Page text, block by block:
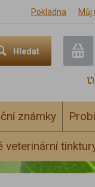
Pokladna Můj
Hledat
známky
veterinární